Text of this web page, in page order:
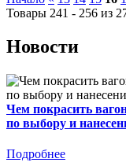
Товары 241 - 256 из
Новости
Чем покрасить
по выбору и
Подробнее